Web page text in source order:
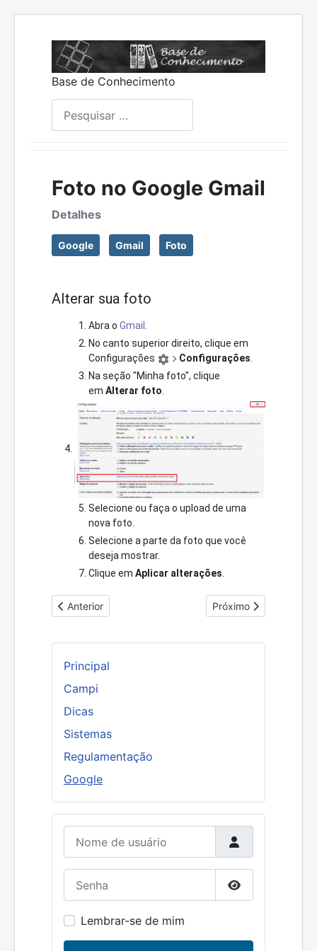
Base de Conhecimento
Principal
Campi
Dicas
Sistemas
Regulamentação
Google
Mostrar senha
Lembrar-se de mim
Foto no Google Gmail
Detalhes
Google Gmail Foto
Alterar sua foto
Abra o Gmail .
No canto superior direito, clique em
Configurações
Configurações.
Na seção "Minha foto", clique
em Alterar foto.
Selecione ou faça o upload de uma
nova foto.
Selecione a parte da foto que você
deseja mostrar.
Clique em Aplicar alterações
Artigo anterior: Configurando o Gmail no Smartphone
Anterior Próximo artigo: Dicas
Próximo